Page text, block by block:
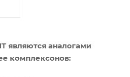
являются аналогами
комплексонов: